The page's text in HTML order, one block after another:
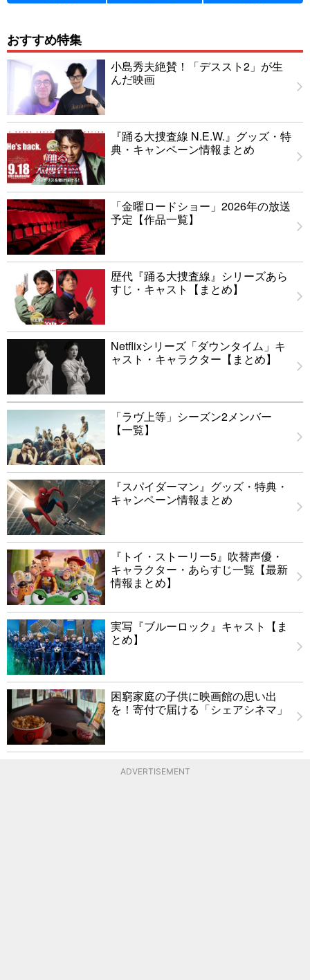
おすすめ特集
小島秀夫絶賛！「デススト2」が生
んだ映画
『踊る大捜査線 N.E.W.』グッズ・特
典・キャンペーン情報まとめ
「金曜ロードショー」2026年の放送
予定【作品一覧】
歴代『踊る大捜査線』シリーズあら
すじ・キャスト【まとめ】
Netflixシリーズ「ダウンタイム」キ
ャスト・キャラクター【まとめ】
「ラヴ上等」シーズン2メンバー
【一覧】
『スパイダーマン』グッズ・特典・
キャンペーン情報まとめ
『トイ・ストーリー5』吹替声優・
キャラクター・あらすじ一覧【最新
情報まとめ】
実写『ブルーロック』キャスト【ま
とめ】
困窮家庭の子供に映画館の思い出
を！寄付で届ける「シェアシネマ」
ADVERTISEMENT